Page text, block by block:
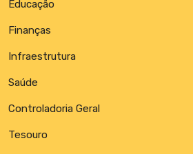
Educação
Finanças
Infraestrutura
Saúde
Controladoria Geral
Tesouro